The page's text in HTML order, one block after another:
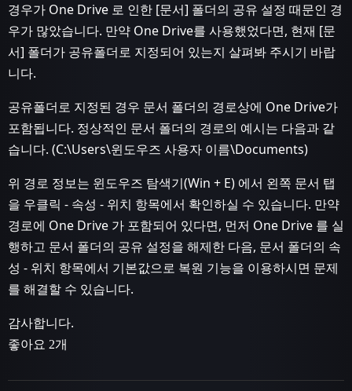
경우가 One Drive 로 인한 [문서] 폴더의 공유 설정 때문인 경
우가 많았습니다. 만약 One Drive를 사용했었다면, 현재 [문
서] 폴더가 공유폴더로 지정되어 있는지 살펴봐 주시기 바랍
니다.
공유폴더로 지정된 경우 문서 폴더의 경로상에 One Drive가
포함됩니다. 정상적인 문서 폴더의 경로의 예시는 다음과 같
습니다. (C:\Users\윈도우즈 사용자 이름\Documents)
위 경로 정보는 윈도우즈 탐색기(Win + E) 에서 왼쪽 문서 탭
을 우클릭 - 속성 - 위치 항목에서 확인하실 수 있습니다. 만약
경로에 One Drive 가 포함되어 있다면, 먼저 One Drive 를 실
행하고 문서 폴더의 공유 설정을 해제한 다음, 문서 폴더의 속
성 - 위치 항목에서 기본값으로 복원 기능을 이용하시면 문제
를 해결할 수 있습니다.
감사합니다.
좋아요 2개